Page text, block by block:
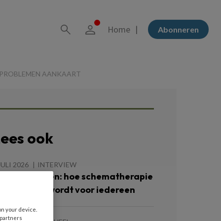
Abonneren
Home
AANKAART
ook
2026 INTERVIEW
écht zien: hoe schematherapie
wordt voor iedereen
your device.